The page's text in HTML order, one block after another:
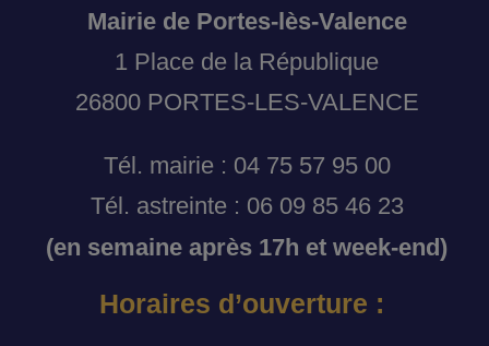
Mairie de Portes-lès-Valence
1 Place de la République
26800 PORTES-LES-VALENCE
Tél. mairie : 04 75 57 95 00
Tél. astreinte : 06 09 85 46 23
(en semaine après 17h et week-end)
Horaires d’ouverture :